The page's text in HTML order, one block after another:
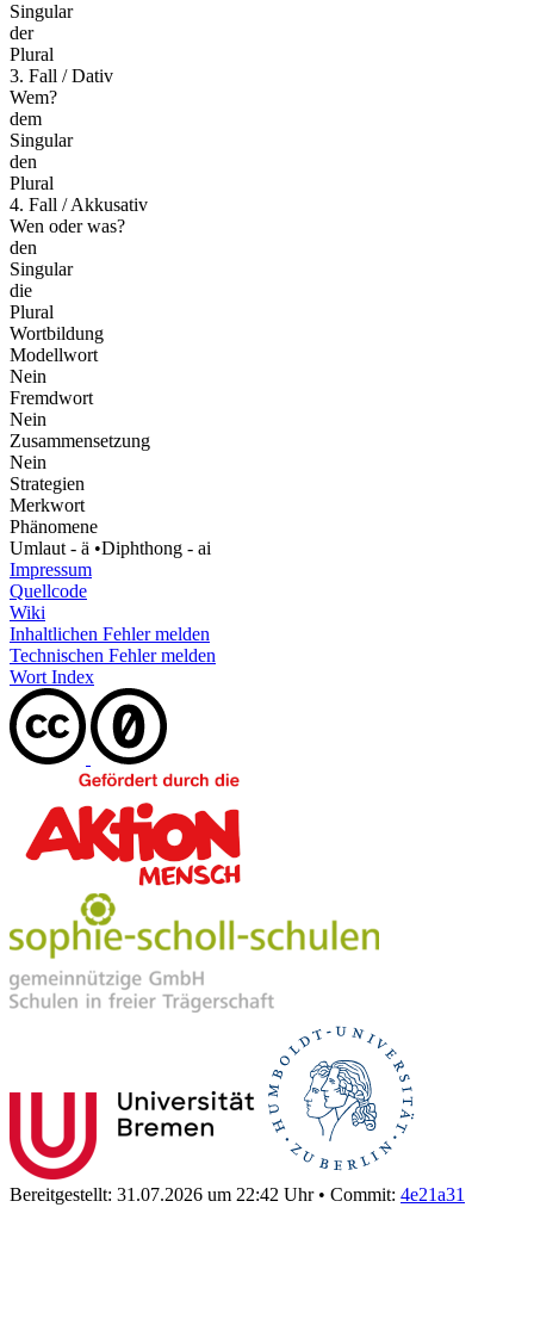
Singular
der
Plural
3. Fall / Dativ
Wem?
dem
Singular
den
Plural
4. Fall / Akkusativ
Wen oder was?
den
Singular
die
Plural
Wortbildung
Modellwort
Nein
Fremdwort
Nein
Zusammensetzung
Nein
Strategien
Merkwort
Phänomene
Umlaut - ä •Diphthong - ai
Impressum
Quellcode
Wiki
Inhaltlichen Fehler melden
Technischen Fehler melden
Wort Index
Bereitgestellt: 31.07.2026 um 22:42 Uhr • Commit: 4e21a31